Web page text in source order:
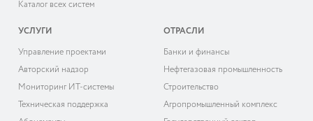
Каталог всех систем
УСЛУГИ
Управление проектами
Авторский надзор
Мониторинг ИТ-системы
Техническая поддержка
ОТРАСЛИ
Банки и финансы
Нефтегазовая промышленность
Строительство
Агропромышленный комплекс